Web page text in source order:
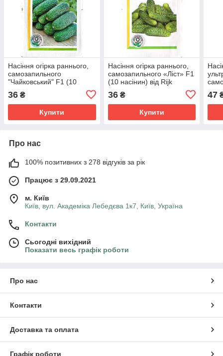
Насіння огірка раннього,
самозапильного
"Чайковський" F1 (10
Голландія
36 ₴
Купити
Насіння огірка раннього,
самозапильного «Ліст» F1
(10 насінин) від Rijk
36₴
Купити
47
Про нас
100% позитивних з 278 відгуків за рік
Працює з 29.09.2021
м. Київ
Київ, вул. Академіка Лебедєва 1к7, Київ, Україна
Контакти
Сьогодні вихідний
Показати весь графік роботи
Про нас
Контакти
Доставка та оплата
Графік роботи